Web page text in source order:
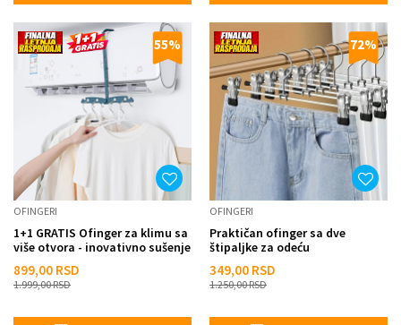
55%
OFINGERI
1+1 GRATIS Ofinger za klimu sa
više otvora - inovativno sušenje
899,00 RSD
1.999,00RSD
72%
OFINGERI
Praktičan ofinger sa dve
štipaljke za odeću
349,00 RSD
1.250,00RSD